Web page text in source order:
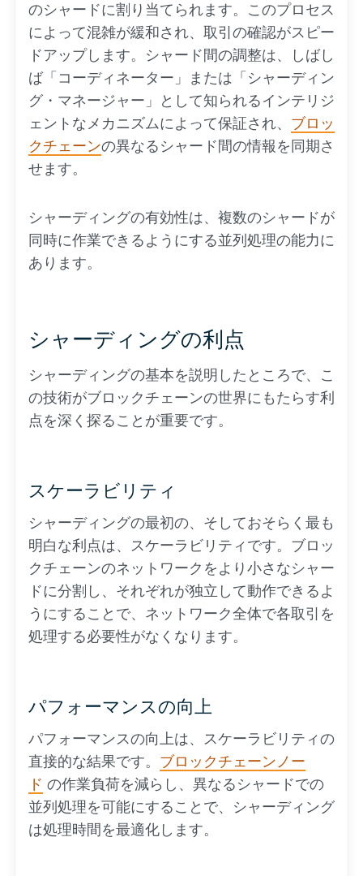
のシャードに割り当てられます。このプロセス
によって混雑が緩和され、取引の確認がスピー
ドアップします。シャード間の調整は、しばし
ば「コーディネーター」または「シャーディン
グ・マネージャー」として知られるインテリジ
ェントなメカニズムによって保証され、 ブロッ
クチェーンの異なるシャード間の情報を同期さ
せます。
シャーディングの有効性は、複数のシャードが
同時に作業できるようにする並列処理の能力に
あります。
シャーディングの利点
シャーディングの基本を説明したところで、こ
の技術がブロックチェーンの世界にもたらす利
点を深く探ることが重要です。
スケーラビリティ
シャーディングの最初の、そしておそらく最も
明白な利点は、スケーラビリティです。ブロッ
クチェーンのネットワークをより小さなシャー
ドに分割し、それぞれが独立して動作できるよ
うにすることで、ネットワーク全体で各取引を
処理する必要性がなくなります。
パフォーマンスの向上
パフォーマンスの向上は、スケーラビリティの
直接的な結果です。 ブロックチェーンノー
ド の作業負荷を減らし、異なるシャードでの
並列処理を可能にすることで、シャーディング
は処理時間を最適化します。